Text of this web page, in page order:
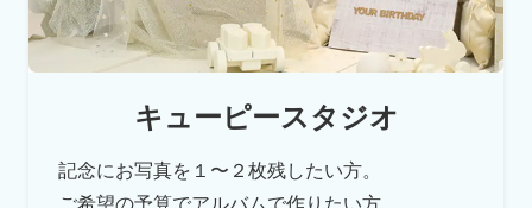
キューピースタジオ
記念にお写真を１〜２枚残したい方。